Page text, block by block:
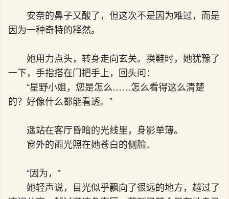
安奈的鼻子又酸了，但这次不是因为难过，而是
因为一种奇特的释然。
她用力点头，转身走向玄关。换鞋时，她犹豫了
一下，手指搭在门把手上，回头问：
“星野小姐，您是怎么……怎么看得这么清楚
的？好像什么都能看透。”
遥站在客厅昏暗的光线里，身影单薄。
窗外的雨光照在她苍白的侧脸。
“因为，”
她轻声说，目光似乎飘向了很远的地方，越过了